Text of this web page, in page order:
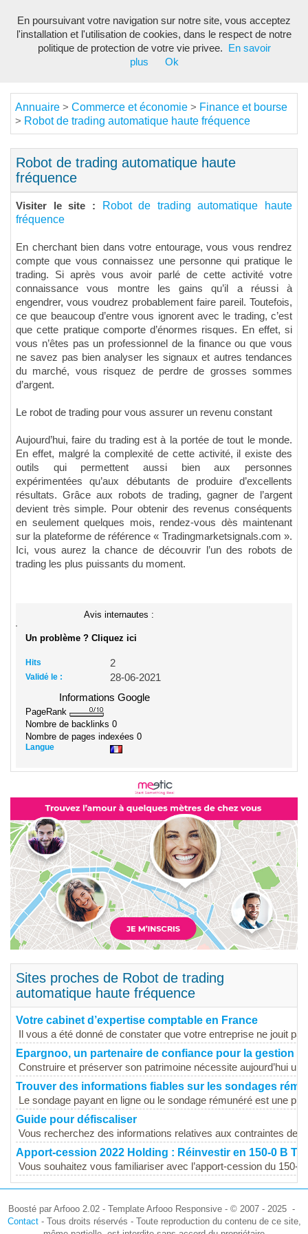
Annuaire > Commerce et économie > Finance et bourse
> Robot de trading automatique haute fréquence
Robot de trading automatique haute
fréquence
Visiter le site :
Robot de trading automatique haute
fréquence
En cherchant bien dans votre entourage, vous vous rendrez
compte que vous connaissez une personne qui pratique le
trading. Si après vous avoir parlé de cette activité votre
connaissance vous montre les gains qu’il a réussi à
engendrer, vous voudrez probablement faire pareil. Toutefois,
ce que beaucoup d’entre vous ignorent avec le trading, c’est
que cette pratique comporte d’énormes risques. En effet, si
vous n’êtes pas un professionnel de la finance ou que vous
ne savez pas bien analyser les signaux et autres tendances
du marché, vous risquez de perdre de grosses sommes
d’argent.
Le robot de trading pour vous assurer un revenu constant
Aujourd’hui, faire du trading est à la portée de tout le monde.
En effet, malgré la complexité de cette activité, il existe des
outils qui permettent aussi bien aux personnes
expérimentées qu’aux débutants de produire d’excellents
résultats. Grâce aux robots de trading, gagner de l’argent
devient très simple. Pour obtenir des revenus conséquents
en seulement quelques mois, rendez-vous dès maintenant
sur la plateforme de référence « Tradingmarketsignals.com ».
Ici, vous aurez la chance de découvrir l’un des robots de
trading les plus puissants du moment.
Avis internautes :
Un problème ? Cliquez ici
Hits 2
Validé le :
28-06-2021
Informations Google
PageRank
Nombre de backlinks 0
Nombre de pages indexées 0
Langue
Sites proches de Robot de trading
automatique haute fréquence
Votre cabinet d’expertise comptable en France
Il vous a été donné de constater que votre entreprise ne jouit
Epargnoo, un partenaire de confiance pour la gestion
Construire et préserver son patrimoine nécessite aujourd’hui
Trouver des informations fiables sur les sondages
Le sondage payant en ligne ou le sondage rémunéré est une
Guide pour défiscaliser
Vous recherchez des informations relatives aux contraintes de
Apport-cession 2022 Holding : Réinvestir en 150-0 B Ter
Vous souhaitez vous familiariser avec l’apport-cession du 150-0
Boosté par Arfooo 2.02 - Template Arfooo Responsive - © 2007 - 2025 -
Contact- Tous droits réservés - Toute reproduction du contenu de ce site,
En poursuivant votre navigation sur notre site, vous acceptez
l'installation et l'utilisation de cookies, dans le respect de notre
politique de protection de votre vie privee.
En savoir
plus
Ok